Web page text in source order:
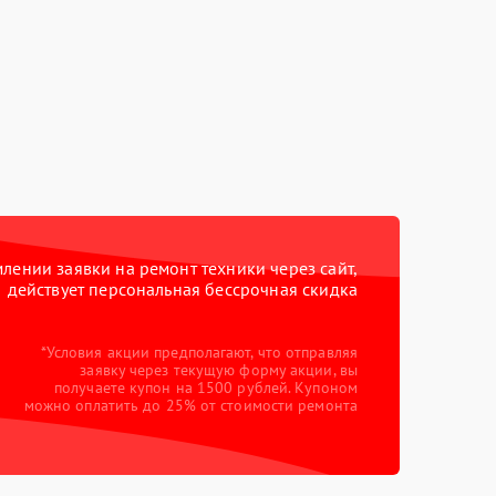
заявки на ремонт техники через сайт,
действует персональная бессрочная скидка
*Условия акции предполагают, что отправляя
заявку через текущую форму акции, вы
получаете купон на 1500 рублей. Купоном
можно оплатить до 25% от стоимости ремонта